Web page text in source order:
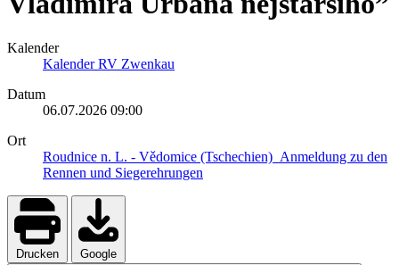
Kalender
Kalender RV Zwenkau
Datum
06.07.2026 09:00
Ort
Roudnice n. L. - Vědomice (Tschechien)_Anmeldung zu den
Rennen und Siegerehrungen
Drucken Google